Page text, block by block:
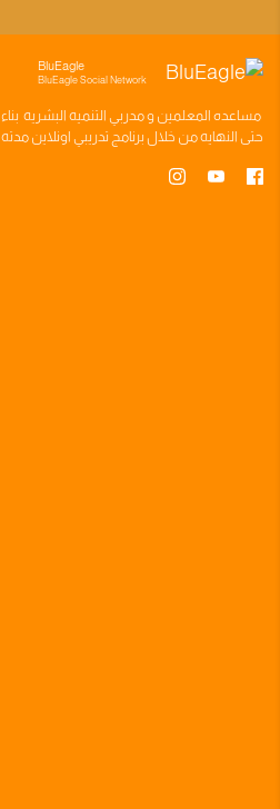
BluEagle
BluEagle Social Network
مساعده المعلمين ومدربي التنميه البشريه بناء
حتى النهايه من خلال برنامج تدريبي اونلاين مدته